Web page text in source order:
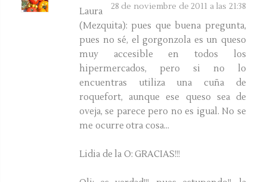
28 de noviembre de 2011 a las 21:38
Laura
(Mezquita): pues que buena pregunta,
pues no sé, el gorgonzola es un queso
muy accesible en todos los
hipermercados, pero si no lo
encuentras utiliza una cuña de
roquefort, aunque ese queso sea de
oveja, se parece pero no es igual. No se
me ocurre otra cosa...
Lidia de la O: GRACIAS!!!